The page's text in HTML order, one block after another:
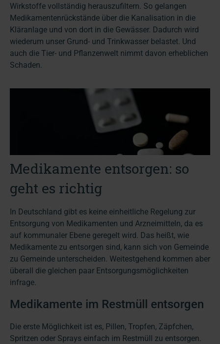
Wirkstoffe vollständig herauszufiltern. So gelangen
Medikamentenrückstände über die Kanalisation in die
Kläranlage und von dort in die Gewässer. Dadurch wird
wiederum unser Grund- und Trinkwasser belastet. Und
auch die Tier- und Pflanzenwelt nimmt davon erheblichen
Schaden.
Medikamente entsorgen: so
geht es richtig
In Deutschland gibt es keine einheitliche Regelung zur
Entsorgung von Medikamenten und Arzneimitteln, da es
auf kommunaler Ebene geregelt wird. Das heißt, wie
Medikamente zu entsorgen sind, kann sich von Gemeinde
zu Gemeinde unterscheiden. Weitestgehend kommen aber
überall die gleichen paar Entsorgungsmöglichkeiten
infrage.
Medikamente im Restmüll entsorgen
Die erste Möglichkeit ist es, Pillen, Tropfen, Zäpfchen,
Spritzen oder Sprays einfach im Restmüll zu entsorgen.